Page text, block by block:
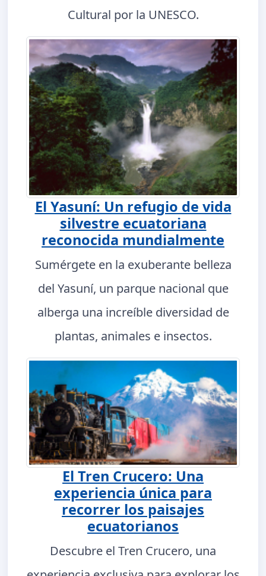
Cultural por la UNESCO.
El Yasuní: Un refugio de vida
silvestre ecuatoriana
reconocida mundialmente
Sumérgete en la exuberante belleza
del Yasuní, un parque nacional que
alberga una increíble diversidad de
plantas, animales e insectos.
El Tren Crucero: Una
experiencia única para
recorrer los paisajes
ecuatorianos
Descubre el Tren Crucero, una